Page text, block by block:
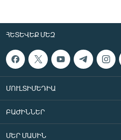
ՀԵՏԵՎԵՔ ՄԵԶ
ՄՈՒԼՏԻՄԵԴԻԱ
ԲԱԺԻՆՆԵՐ
ՄԵՐ ՄԱՍԻՆ